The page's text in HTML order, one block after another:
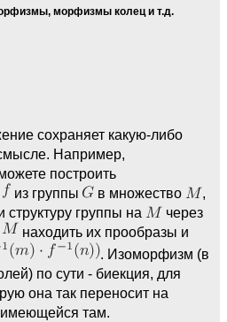
морфизмы колец и т.д.
сохраняет какую-либо
Например,
построить
из группы в множество
,
структуру группы на
через
находить их прообразы и
. Изоморфизм (в
по сути - биекция, для
она так переносит на
имеющейся там.